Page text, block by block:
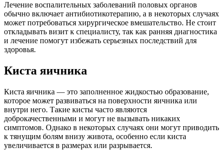
Лечение воспалительных заболеваний половых органов
обычно включает антибиотикотерапию, а в некоторых случаях
может потребоваться хирургическое вмешательство. Не стоит
откладывать визит к специалисту, так как ранняя диагностика
и лечение помогут избежать серьезных последствий для
здоровья.
Киста яичника
Киста яичника — это заполненное жидкостью образование,
которое может развиваться на поверхности яичника или
внутри него. Такие кисты часто являются
доброкачественными и могут не вызывать никаких
симптомов. Однако в некоторых случаях они могут приводить
к тянущим болям внизу живота, особенно если киста
увеличивается в размерах или разрывается.